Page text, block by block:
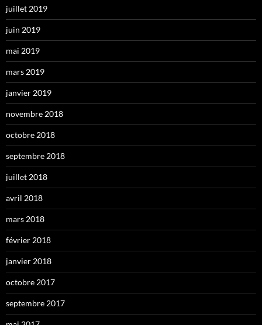
juillet 2019
juin 2019
mai 2019
mars 2019
janvier 2019
novembre 2018
octobre 2018
septembre 2018
juillet 2018
avril 2018
mars 2018
février 2018
janvier 2018
octobre 2017
septembre 2017